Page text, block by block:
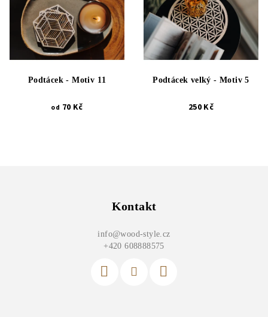
Podtácek - Motiv 11
od 70 Kč
Podtácek velký - Motiv 5
250 Kč
Kontakt
info@wood-style.cz
+420 608888575